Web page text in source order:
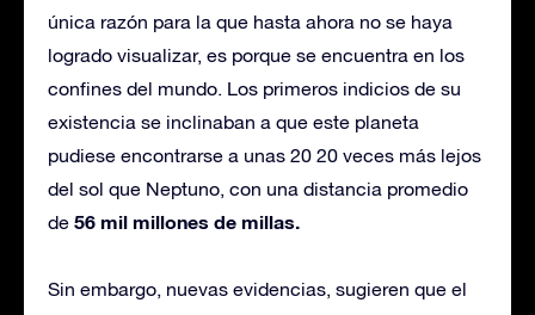
única razón para la que hasta ahora no se haya
logrado visualizar, es porque se encuentra en los
confines del mundo. Los primeros indicios de su
existencia se inclinaban a que este planeta
pudiese encontrarse a unas 20 20 veces más lejos
del sol que Neptuno, con una distancia promedio
de 56 mil millones de millas.
Sin embargo, nuevas evidencias, sugieren que el